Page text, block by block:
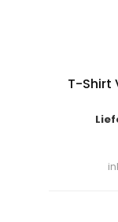
T-Shirt